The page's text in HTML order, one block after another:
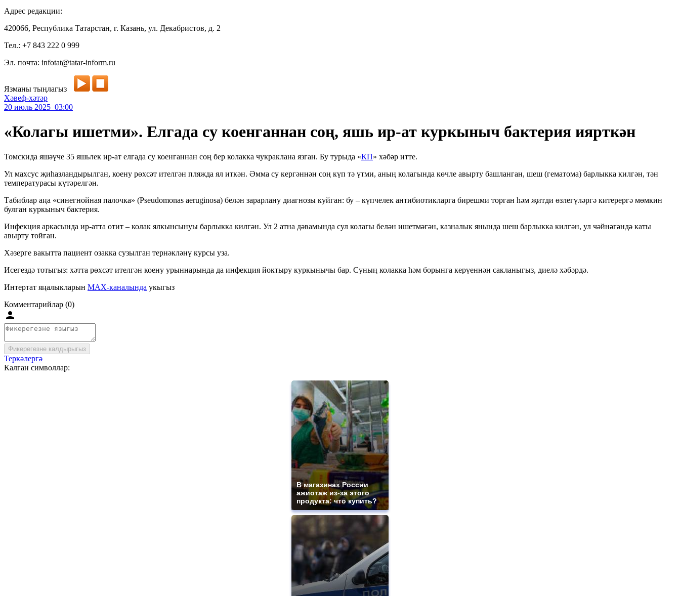
Адрес редакции:
420066, Республика Татарстан, г. Казань, ул. Декабристов, д. 2
Тел.: +7 843 222 0 999
Эл. почта: infotat@tatar-inform.ru
Язманы тыңлагыз
Хәвеф-хәтәр
20 июль 2025 03:00
«Колагы ишетми». Елгада су коенганнан соң, яшь ир-ат куркыныч бактерия иярткән
Томскида яшәүче 35 яшьлек ир-ат елгада су коенганнан соң бер колакка чукраклана язган. Бу турыда «КП» хәбәр итте.
Ул махсус җиһазландырылган, коену рөхсәт ителгән пляжда ял иткән. Әмма су кергәннән соң күп тә үтми, аның колагында көчле авырту башланган, шеш (гематома) барлыкка килгән, тән
температурасы күтәрелгән.
Табиблар аңа «синегнойная палочка» (Pseudomonas aeruginosa) белән зарарлану диагнозы куйган: бу – күпчелек антибиотикларга бирешми торган һәм җитди өзлегүләргә китерергә мөмкин
булган куркыныч бактерия.
Инфекция аркасында ир-атта отит – колак ялкынсынуы барлыкка килгән. Ул 2 атна дәвамында сул колагы белән ишетмәгән, казналык янында шеш барлыкка килгән, ул чәйнәгәндә каты
авырту тойган.
Хәзерге вакытта пациент озакка сузылган тернәкләнү курсы уза.
Исегездә тотыгыз: хәтта рөхсәт ителгән коену урыннарында да инфекция йоктыру куркынычы бар. Суның колакка һәм борынга керүеннән сакланыгыз, диелә хәбәрдә.
Интертат яңалыкларын MAX-каналында укыгыз
Комментарийлар (0)
Фикерегезне калдырыгыз
Теркәлергә
Калган символлар:
В магазинах России
ажиотаж из-за этого
продукта: что купить?